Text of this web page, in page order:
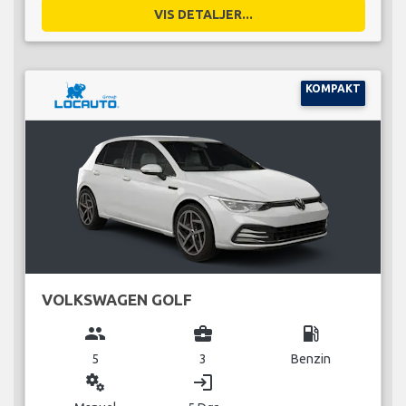
VIS DETALJER...
KOMPAKT
VOLKSWAGEN GOLF
group
5
business_center
3
local_gas_station
Benzin
miscellaneous_services login